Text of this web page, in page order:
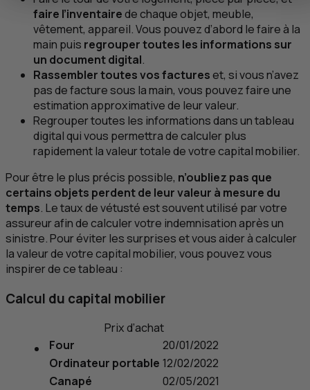
faire l’inventairede chaque objet, meuble,
vêtement, appareil. Vous pouvez d’abord le faire à la
main puis regrouper toutes les informations sur
un document digital.
Rassembler toutes vos factureset, si vous n’avez
pas de facture sous la main, vous pouvez faire une
estimation approximative de leur valeur.
Regrouper toutes les informations dans un tableau
digital qui vous permettra de calculer plus
rapidement la valeur totale de votre capital mobilier.
Pour être le plus précis possible, n’oubliez pas que
certains objets perdent de leur valeur à mesure du
temps. Le taux de vétusté est souvent utilisé par votre
assureur afin de calculer votre indemnisation après un
sinistre. Pour éviter les surprises et vous aider à calculer
la valeur de votre capital mobilier, vous pouvez vous
inspirer de ce tableau :
Calcul du capital mobilier
Prix d’achat
Four
20/01/2022
Ordinateur portable 12/02/2022
Canapé
02/05/2021